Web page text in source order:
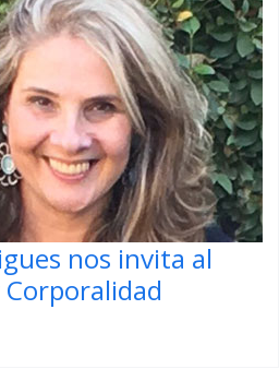
nos invita al